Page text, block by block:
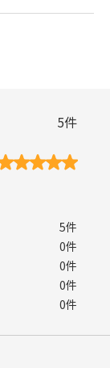
5件
5件
0件
0件
0件
0件